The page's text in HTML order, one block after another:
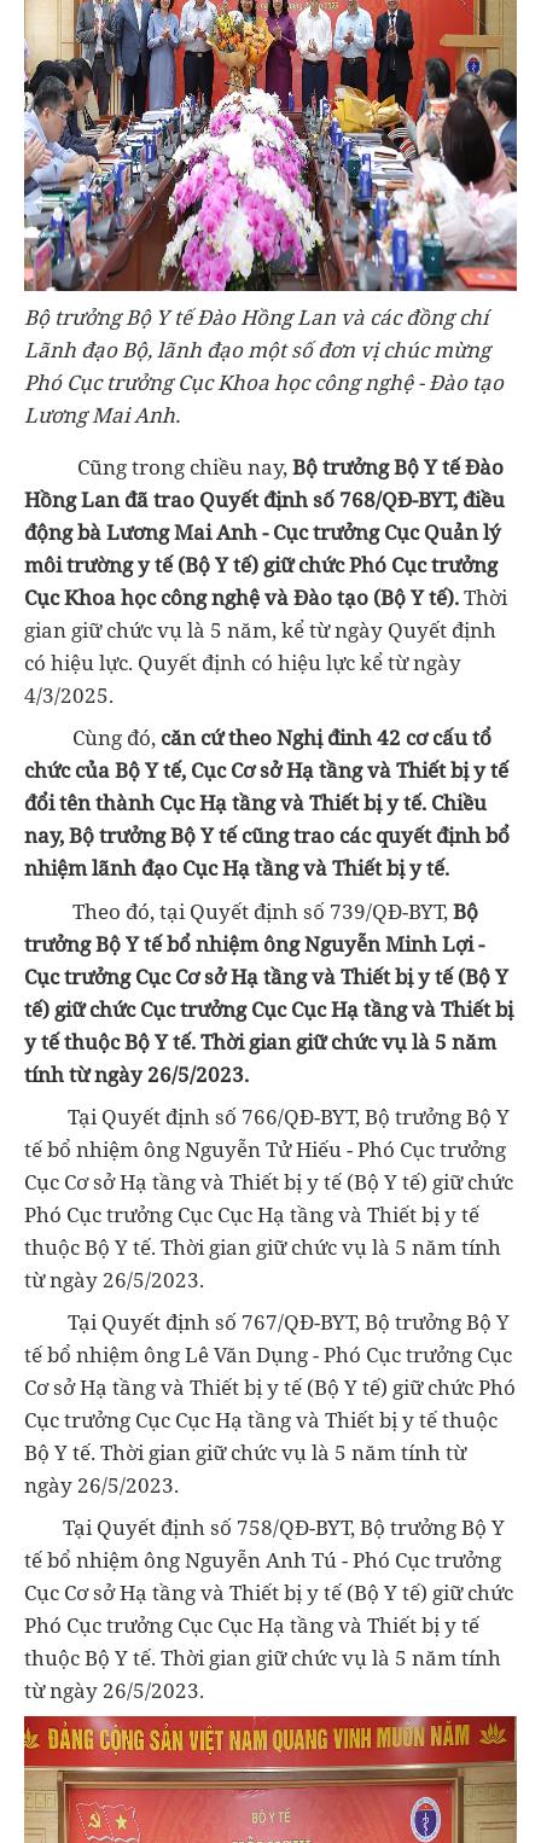
Bộ trưởng Bộ Y tế Đào Hồng Lan và các đồng chí
Lãnh đạo Bộ, lãnh đạo một số đơn vị chúc mừng
Phó Cục trưởng Cục Khoa học công nghệ - Đào tạo
Lương Mai Anh.
Cũng trong chiều nay,Bộ trưởng Bộ Y tế Đào
Hồng Lan đã trao Quyết định số 768/QĐ-BYT, điều
động bà Lương Mai Anh - Cục trưởng Cục Quản lý
môi trường y tế (Bộ Y tế) giữ chức Phó Cục trưởng
Cục Khoa học công nghệ và Đào tạo (Bộ Y tế).Thời
gian giữ chức vụ là 5 năm, kể từ ngày Quyết định
có hiệu lực. Quyết định có hiệu lực kể từ ngày
4/3/2025.
Cùng đó, căn cứ theo Nghị đinh 42 cơ cấu tổ
chức của Bộ Y tế, Cục Cơ sở Hạ tầng và Thiết bị y tế
đổi tên thành Cục Hạ tầng và Thiết bị y tế. Chiều
nay, Bộ trưởng Bộ Y tế cũng trao các quyết định bổ
nhiệm lãnh đạo Cục Hạ tầng và Thiết bị y tế.
Theo đó, tại Quyết định số 739/QĐ-BYT,Bộ
trưởng Bộ Y tế bổ nhiệm ông Nguyễn Minh Lợi -
Cục trưởng Cục Cơ sở Hạ tầng và Thiết bị y tế (Bộ Y
tế) giữ chức Cục trưởng Cục Cục Hạ tầng và Thiết bị
y tế thuộc Bộ Y tế. Thời gian giữ chức vụ là 5 năm
tính từ ngày 26/5/2023.
Tại Quyết định số 766/QĐ-BYT, Bộ trưởng Bộ Y
tế bổ nhiệm ông Nguyễn Tử Hiếu - Phó Cục trưởng
Cục Cơ sở Hạ tầng và Thiết bị y tế (Bộ Y tế) giữ chức
Phó Cục trưởng Cục Cục Hạ tầng và Thiết bị y tế
thuộc Bộ Y tế. Thời gian giữ chức vụ là 5 năm tính
từ ngày 26/5/2023.
Tại Quyết định số 767/QĐ-BYT, Bộ trưởng Bộ Y
tế bổ nhiệm ông Lê Văn Dụng - Phó Cục trưởng Cục
Cơ sở Hạ tầng và Thiết bị y tế (Bộ Y tế) giữ chức Phó
Cục trưởng Cục Cục Hạ tầng và Thiết bị y tế thuộc
Bộ Y tế. Thời gian giữ chức vụ là 5 năm tính từ
ngày 26/5/2023.
Tại Quyết định số 758/QĐ-BYT, Bộ trưởng Bộ Y
tế bổ nhiệm ông Nguyễn Anh Tú - Phó Cục trưởng
Cục Cơ sở Hạ tầng và Thiết bị y tế (Bộ Y tế) giữ chức
Phó Cục trưởng Cục Cục Hạ tầng và Thiết bị y tế
thuộc Bộ Y tế. Thời gian giữ chức vụ là 5 năm tính
từ ngày 26/5/2023.